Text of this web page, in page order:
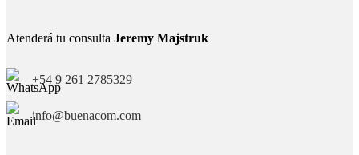
Atenderá tu consulta Jeremy Majstruk
+54 9 261 2785329
info@buenacom.com